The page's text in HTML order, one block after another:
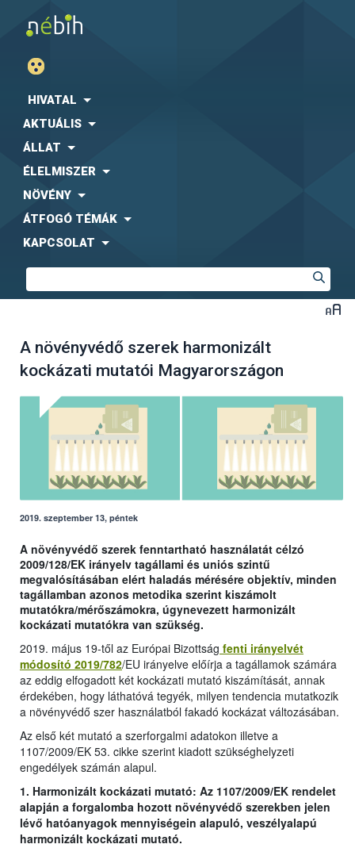
HIVATAL
AKTUÁLIS
ÁLLAT
ÉLELMISZER
NÖVÉNY
ÁTFOGÓ TÉMÁK
KAPCSOLAT
A növényvédő szerek harmonizált
kockázati mutatói Magyarországon
2019. szeptember 13, péntek
A növényvédő szerek fenntartható használatát célzó
2009/128/EK irányelv tagállami és uniós szintű
megvalósításában elért haladás mérésére objektív, minden
tagállamban azonos metodika szerint kiszámolt
mutatókra/mérőszámokra, úgynevezett harmonizált
kockázati mutatókra van szükség.
2019. május 19-től az Európai Bizottság fenti irányelvét
módosító 2019/782/EU irányelve előírja a tagállamok számára
az eddig elfogadott két kockázati mutató kiszámítását, annak
érdekében, hogy láthatóvá tegyék, milyen tendencia mutatkozik
a növényvédő szer használatból fakadó kockázat változásában.
Az első két mutató a szerforgalmi adatokon illetve a
1107/2009/EK 53. cikke szerint kiadott szükséghelyzeti
engedélyek számán alapul.
1. Harmonizált kockázati mutató: Az 1107/2009/EK rendelet
alapján a forgalomba hozott növényvédő szerekben jelen
lévő hatóanyagok mennyiségein alapuló, veszélyalapú
harmonizált kockázati mutató.